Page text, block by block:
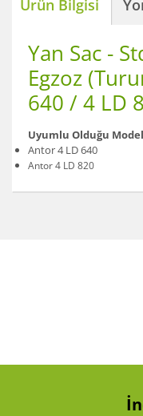
Ürün Bilgisi
Yan Sac -
Egzoz
640 / 4 LD
Uyumlu Olduğu
Antor 4 LD 640
Antor 4 LD 820
Ürün fiyatı diğer